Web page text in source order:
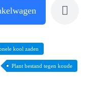
kool zaden
Plant bestand tegen koude